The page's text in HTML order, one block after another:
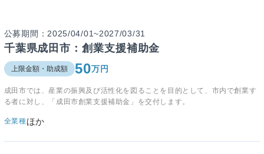
公募期間：2025/04/01~2027/03/31
千葉県成田市：創業支援補助金
上限金額・助成額 50万円
成田市では、産業の振興及び活性化を図ることを目的として、市内で創業す
る者に対し、「成田市創業支援補助金」を交付します。
全業種ほか